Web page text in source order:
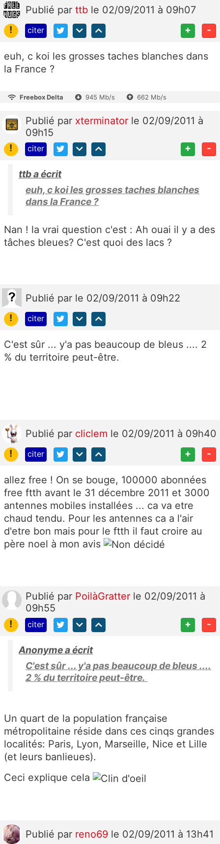
Publié par ttb le 02/09/2011 à 09h07
!
citer + -
euh, c koi les grosses taches blanches dans
la France ?
Freebox Delta 945 Mb/s 662 Mb/s
Publié par xterminator le 02/09/2011 à
09h15
!
citer + -
ttb a écrit
euh, c koi les grosses taches blanches
dans la France ?
Nan ! la vrai question c'est : Ah ouai il y a des
tâches bleues? C'est quoi des lacs ?
Publié par le 02/09/2011 à 09h22
!
citer
C'est sûr ... y'a pas beaucoup de bleus .... 2
% du territoire peut-être.
Publié par cliclem le 02/09/2011 à 09h40
!
citer + -
allez free ! On se bouge, 100000 abonnées
free ftth avant le 31 décembre 2011 et 3000
antennes mobiles installées ... ca va etre
chaud tendu. Pour les antennes ca a l'air
d'etre bon mais pour le ftth il faut croire au
père noel à mon avis
Publié par PoilàGratter le 02/09/2011 à
09h55
!
citer + -
Anonyme a écrit
C'est sûr ... y'a pas beaucoup de bleus ....
2 % du territoire peut-être.
Un quart de la population française
métropolitaine réside dans ces cinqs grandes
localités: Paris, Lyon, Marseille, Nice et Lille
(et leurs banlieues).
Ceci explique cela
Publié par reno69 le 02/09/2011 à 13h41